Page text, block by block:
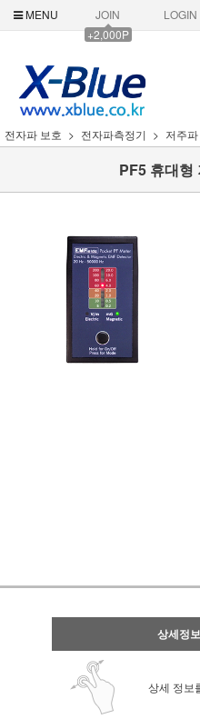
MENU
JOIN
+2,000P
LOGIN
전자파 보호 전자파측정기 저주파
PF5 휴대형
상세정
상세 정보